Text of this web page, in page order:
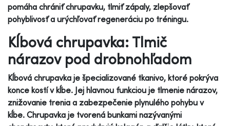
pomáha chrániť chrupavku, tlmiť zápaly, zlepšovať
pohyblivosť a urýchľovať regeneráciu po tréningu.
Kĺbová chrupavka: Tlmič
nárazov pod drobnohľadom
Kĺbová chrupavka je špecializované tkanivo, ktoré pokrýva
konce kostí v kĺbe. Jej hlavnou funkciou je tlmenie nárazov,
znižovanie trenia a zabezpečenie plynulého pohybu v
kĺbe. Chrupavka je tvorená bunkami nazývanými